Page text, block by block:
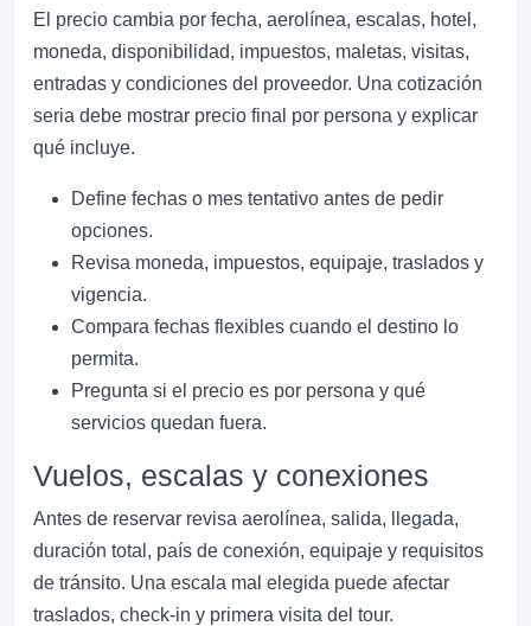
El precio cambia por fecha, aerolínea, escalas, hotel,
moneda, disponibilidad, impuestos, maletas, visitas,
entradas y condiciones del proveedor. Una cotización
seria debe mostrar precio final por persona y explicar
qué incluye.
Define fechas o mes tentativo antes de pedir
opciones.
Revisa moneda, impuestos, equipaje, traslados y
vigencia.
Compara fechas flexibles cuando el destino lo
permita.
Pregunta si el precio es por persona y qué
servicios quedan fuera.
Vuelos, escalas y conexiones
Antes de reservar revisa aerolínea, salida, llegada,
duración total, país de conexión, equipaje y requisitos
de tránsito. Una escala mal elegida puede afectar
traslados, check-in y primera visita del tour.